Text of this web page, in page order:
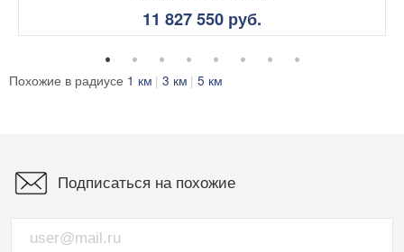
11 827 550 руб.
Похожие в радиусе 1 км 3 км 5 км
Подписаться на похожие